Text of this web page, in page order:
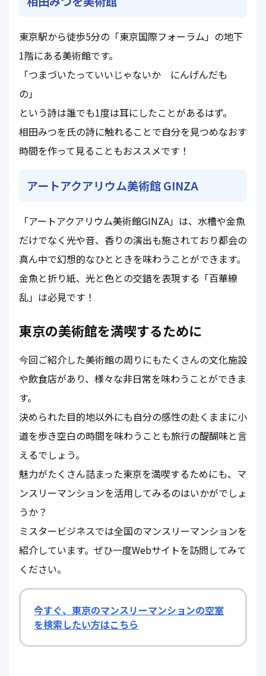
東京駅から徒歩5分の「東京国際フォーラム」の地下
1階にある美術館です。
「つまづいたっていいじゃないか にんげんだも
の」
という詩は誰でも1度は耳にしたことがあるはず。
相田みつを氏の詩に触れることで自分を見つめなおす
時間を作って見ることもおススメです！
アートアクアリウム美術館 GINZA
「アートアクアリウム美術館GINZA」は、水槽や金魚
だけでなく光や音、香りの演出も施されており都会の
真ん中で幻想的なひとときを味わうことができます。
金魚と折り紙、光と色との交錯を表現する「百華繚
乱」は必見です！
東京の美術館を満喫するために
今回ご紹介した美術館の周りにもたくさんの文化施設
や飲食店があり、様々な非日常を味わうことができま
す。
決められた目的地以外にも自分の感性の赴くままに小
道を歩き空白の時間を味わうことも旅行の醍醐味と言
えるでしょう。
魅力がたくさん詰まった東京を満喫するためにも、マ
ンスリーマンションを活用してみるのはいかがでしょ
うか？
ミスタービジネスでは全国のマンスリーマンションを
紹介しています。ぜひ一度Webサイトを訪問してみて
ください。
今すぐ、東京のマンスリーマンションの空室
を検索したい方はこちら